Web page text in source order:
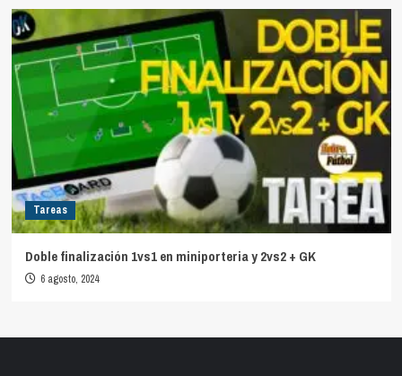
Tareas
Doble finalización 1vs1 en miniporteria y 2vs2 + GK
6 agosto, 2024